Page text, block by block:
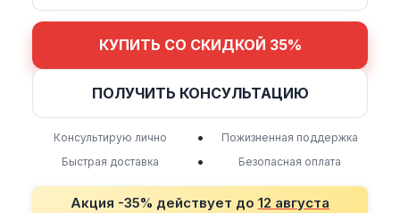
КУПИТЬ СО СКИДКОЙ 35%
ПОЛУЧИТЬ КОНСУЛЬТАЦИЮ
Консультирую лично •
Пожизненная поддержка
Быстрая доставка
• Безопасная оплата
Акция -35% действует до 12 августа